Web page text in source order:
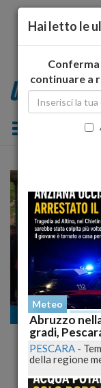
Toggle
Cronaca nera
Pasticciere
misura
Hai letto le
Conferma
continuare a
Meteo
Abruzzo
gradi,
PESCARA -
della regione